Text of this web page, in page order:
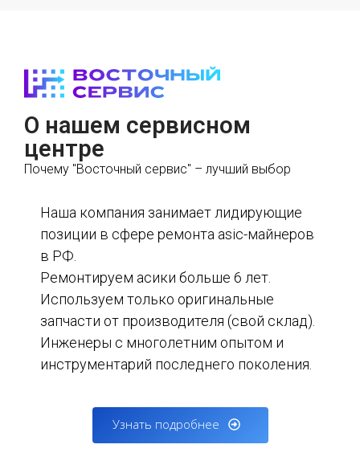
О нашем сервисном
центре
Почему "Восточный сервис" – лучший выбор
Наша компания занимает лидирующие
позиции в сфере ремонта asic-майнеров
в РФ.
Ремонтируем асики больше 6 лет.
Используем только оригинальные
запчасти от производителя (свой склад).
Инженеры с многолетним опытом и
инструментарий последнего поколения.
Узнать подробнее